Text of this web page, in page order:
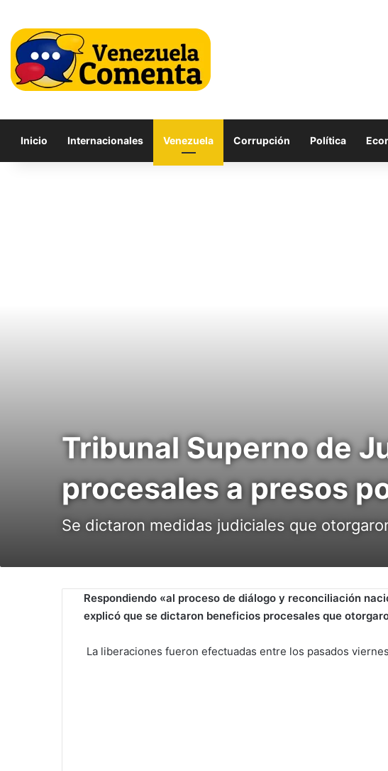
Inicio Internacionales Venezuela Corrupción Política
Tribunal Superno de
procesales a presos
Se dictaron medidas judiciales que
Respondiendo «al proceso de diálogo y reconciliación
explicó que se dictaron beneficios procesales que
La liberaciones fueron efectuadas entre los pasados